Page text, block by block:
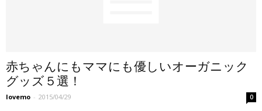
赤ちゃんにもママにも優しいオーガニック
グッズ５選！
lovemo - 2015/04/29 0